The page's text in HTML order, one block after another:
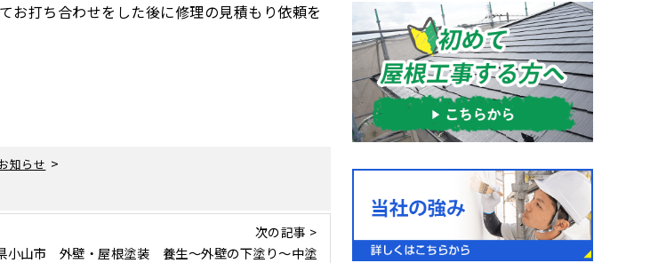
お打ち合わせをした後に修理の見積もり依頼を
知らせ >
次の記事 >
小山市 外壁・屋根塗装 養生〜外壁の下塗り〜中塗